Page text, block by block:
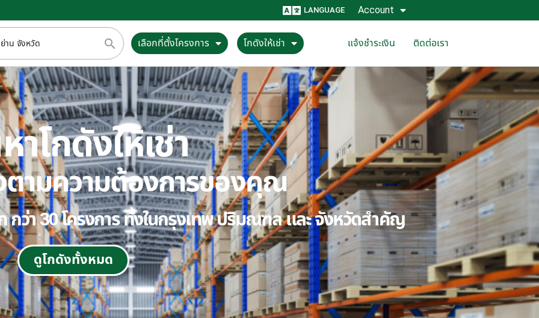
LANGUAGE Account
เลือกที่ตั้งโครงการ โกดังให้เช่า แจ้งชำระเงิน ติดต่อเรา
โกดังให้เช่า
ตามความต้องการของคุณ
กว่า 30 โครงการ ทั้งในกรุงเทพ ปริมณฑล และ จังหวัดสำคัญ
ดูโกดังทั้งหมด